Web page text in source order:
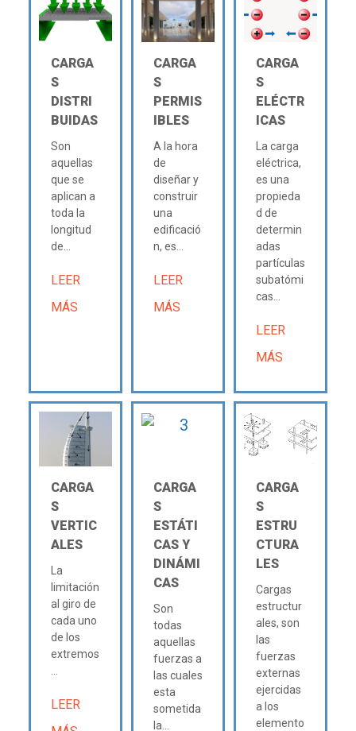
CARGA
S
DISTRI
BUIDAS
Son
aquellas
que se
aplican a
toda la
longitud
de...
LEER
MÁS
CARGA
S
PERMIS
IBLES
A la hora
de
diseñar y
construir
una
edificació
n, es...
LEER
MÁS
CARGA
S
ELÉCTR
ICAS
La carga
eléctrica,
es una
propieda
d de
determin
adas
partículas
subatómi
cas...
LEER
MÁS
CARGA
S
VERTIC
ALES
La
limitación
al giro de
cada uno
de los
extremos
LEER
CARGA
S
ESTÁTI
CAS Y
DINÁMI
CAS
Son
todas
aquellas
fuerzas a
las cuales
esta
sometida
la...
CARGA
S
ESTRU
CTURA
LES
Cargas
estructur
ales, son
las
fuerzas
externas
ejercidas
a los
elemento